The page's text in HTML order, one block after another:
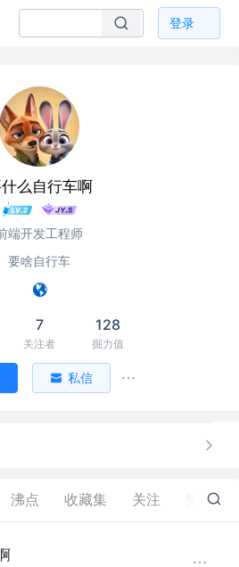
登录
么自行车啊
端开发工程师
要啥自行车
7
关注者
128
掘力值
私信
沸点 收藏集 关注 80